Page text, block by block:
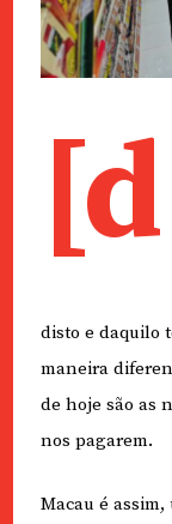
[d
disto e daquilo
maneira
de hoje são as
nos pagarem.
Macau é